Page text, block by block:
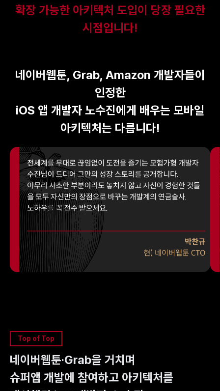
확장 가능한 아키텍처 도입이 당장 필요한
시점입니다!
네이버웹툰, Grab, Amazon 개발자들이
인정한
iOS 앱 개발자 노수진에게 배우는 모바일
아키텍처는 다릅니다!
Top of Top
네이버웹툰·Grab을 거치며
슈퍼앱 개발에 참여하고 아키텍처를